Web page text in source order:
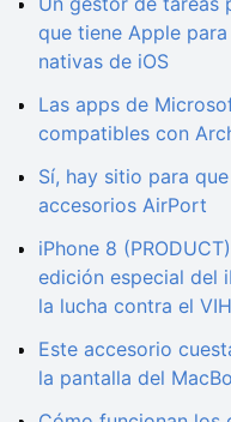
que tiene Apple
nativas de iOS
Las apps de
compatibles con
Sí, hay sitio para
accesorios AirPort
iPhone 8
edición especial del
la lucha contra el VIH
Este accesorio
la pantalla del